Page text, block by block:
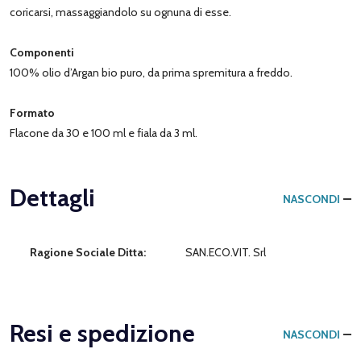
coricarsi, massaggiandolo su ognuna di esse.
Componenti
100% olio d’Argan bio puro, da prima spremitura a freddo.
Formato
Flacone da 30 e 100 ml e fiala da 3 ml.
Dettagli NASCONDI
Ragione Sociale Ditta: SAN.ECO.VIT. Srl
Resi e spedizione NASCONDI